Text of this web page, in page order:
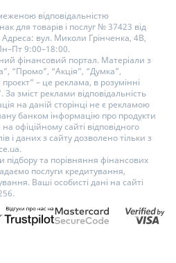
відповідальністю
для товарів і послуг № 37423 від
вул. Миколи Грінченка, 4В,
9:00–18:00.
фінансовий портал. Матеріали з
“Промо”, “Акція”, “Думка”,
– це реклама, в розумінні
зміст реклами відповідальність
на даній сторінці не є рекламою
банком інформацію про продукти
офіційному сайті відповідного
і даних з сайту дозволено тільки з
та порівняння фінансових
послуги кредитування,
Ваші особисті дані на сайті